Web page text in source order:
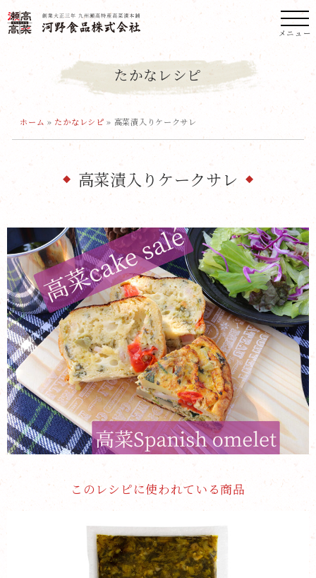
メニュー
たかなレシピ
ホーム » たかなレシピ » 高菜漬入りケークサレ
高菜漬入りケークサレ
このレシピに使われている商品